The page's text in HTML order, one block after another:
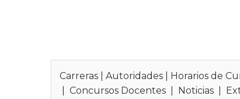
Carreras |Autoridades Horarios de
|Concursos Docentes Noticias